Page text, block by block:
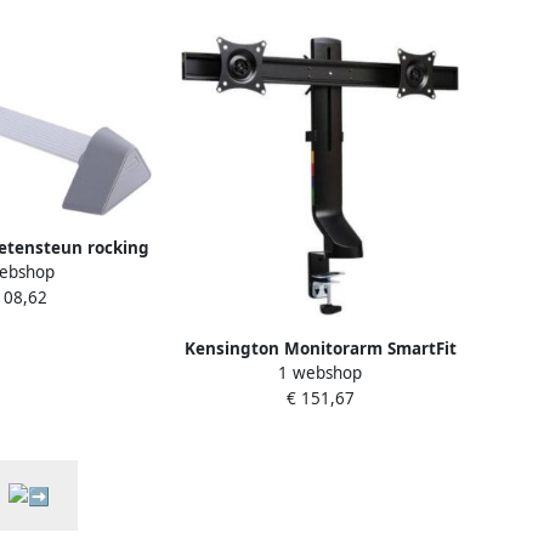
rocking
Kensington Monitorarm SmartFit
ruimtebesparend dubbel
1 webshop
€ 151,67